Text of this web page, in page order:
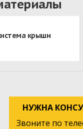
крыши
НУЖНА
Звоните по